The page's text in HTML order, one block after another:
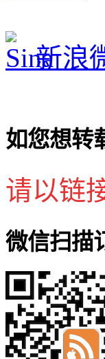
新浪
如您想转
请以链
微信扫描